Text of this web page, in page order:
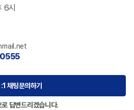
6시
채팅문의하기
답변드리겠습니다.